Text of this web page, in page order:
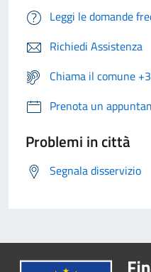
Leggi le domande
Richiedi Assistenza
Chiama il comune
Prenota un
Problemi in città
Segnala disservizio